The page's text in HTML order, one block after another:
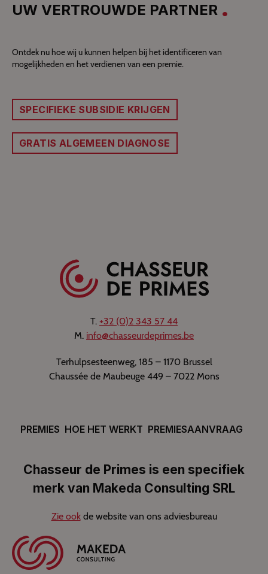
UW VERTROUWDE PARTNER
Ontdek nu hoe wij u kunnen helpen bij het identificeren van
mogelijkheden en het verdienen van een premie.
SPECIFIEKE SUBSIDIE KRIJGEN
GRATIS ALGEMEEN DIAGNOSE
T. +32 (0)2 343 57 44
M. info@chasseurdeprimes.be
Terhulpsesteenweg, 185 – 1170 Brussel
Chaussée de Maubeuge 449 – 7022 Mons
PREMIES HOE HET WERKT PREMIESAANVRAAG
Chasseur de Primes is een specifiek
merk van Makeda Consulting SRL
Zie ookde website van ons adviesbureau